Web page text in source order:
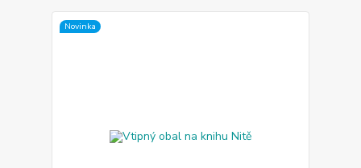
Novinka